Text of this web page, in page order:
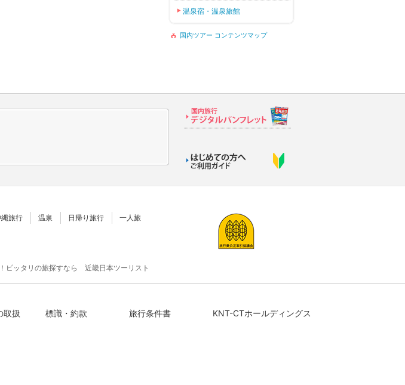
温泉宿・温泉旅館
国内ツアー コンテンツマップ
旅行 温泉 日帰り旅行 一人旅
ピッタリの旅探すなら 近畿日本ツーリスト
取扱 標識・約款 旅行条件書 KNT-CTホールディングス